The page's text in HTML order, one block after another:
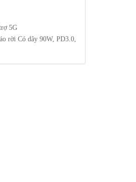
5G
rời Có dây 90W, PD3.0,